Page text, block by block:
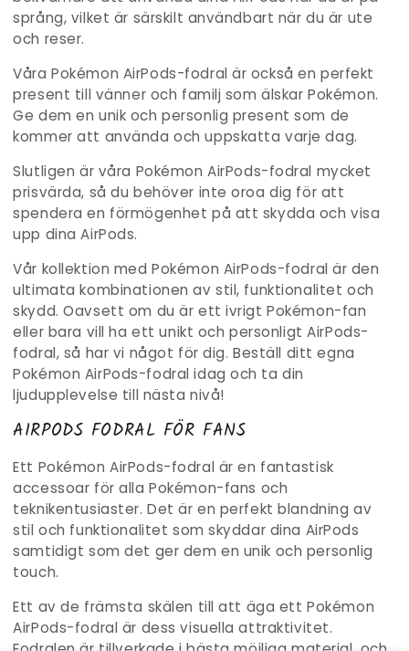
språng, vilket är särskilt användbart när du är ute
och reser.
Våra Pokémon AirPods-fodral är också en perfekt
present till vänner och familj som älskar Pokémon.
Ge dem en unik och personlig present som de
kommer att använda och uppskatta varje dag.
Slutligen är våra Pokémon AirPods-fodral mycket
prisvärda, så du behöver inte oroa dig för att
spendera en förmögenhet på att skydda och visa
upp dina AirPods.
Vår kollektion medPokémon AirPods-fodral är den
ultimata kombinationen av stil, funktionalitet och
skydd. Oavsett om du är ett ivrigt Pokémon-fan
eller bara vill ha ett unikt och personligt AirPods-
fodral, så har vi något för dig. Beställ ditt egna
Pokémon AirPods-fodral idag och ta din
ljudupplevelse till nästa nivå!
AIRPODS FODRAL FÖR FANS
Ett Pokémon AirPods-fodral är en fantastisk
accessoar för allaPokémon-fans och
teknikentusiaster. Det är en perfekt blandning av
stil och funktionalitet som skyddar dina AirPods
samtidigt som det ger dem en unik och personlig
touch.
Ett av de främsta skälen till att äga ettPokémon
AirPods-fodral är dess visuella attraktivitet.